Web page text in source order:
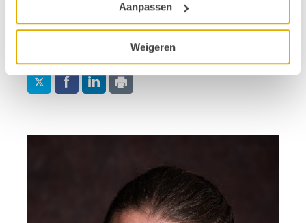
Aanpassen
Weigeren